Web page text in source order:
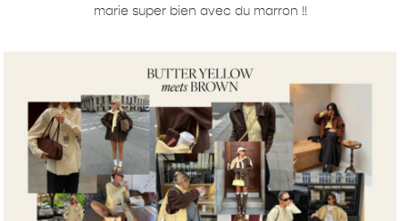
marie super bien avec du marron !!